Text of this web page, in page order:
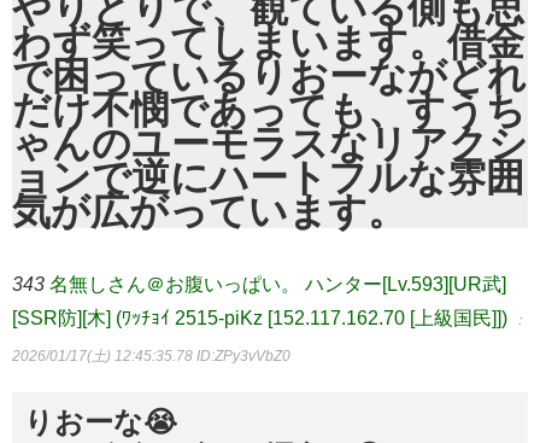
やりとりで、観ている側も思
わず笑ってしまいます。借金
で困っているりおーながどれ
だけ不憫であっても、すうち
ゃんのユーモラスなリアクシ
ョンで逆にハートフルな雰囲
気が広がっています。
343 名無しさん＠お腹いっぱい。 ハンター[Lv.593][UR武]
[SSR防][木] (ﾜｯﾁｮｲ 2515-piKz [152.117.162.70 [上級国民]])
：
2026/01/17(土) 12:45:35.78 ID:ZPy3vVbZ0
りおーな😭